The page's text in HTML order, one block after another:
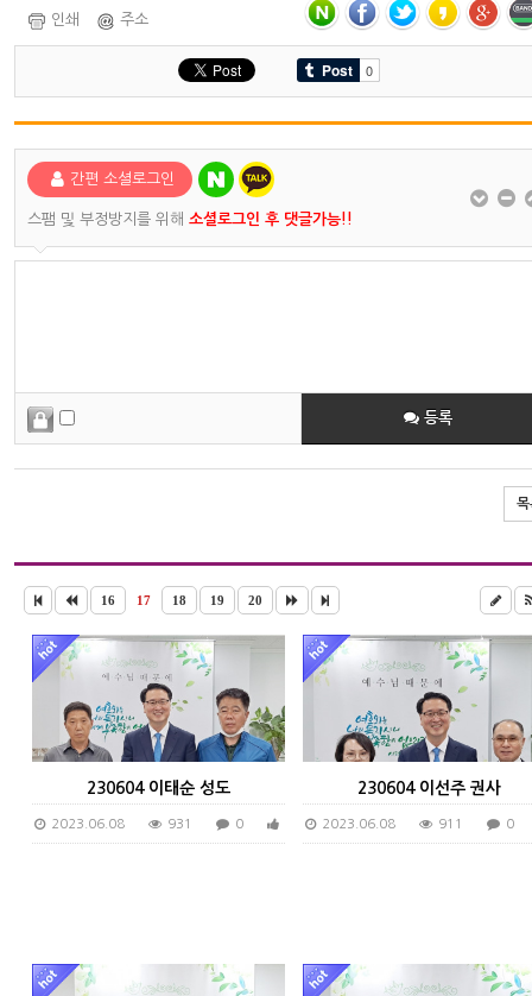
인쇄 주소
간편 소셜로그인
스팸 및 부정방지를 위해 소셜로그인 후 댓글가능!!
등록
목
16 17 18 19 20
230604 이태순 성도
2023.06.08 931 0
230604 이선주 권사
2023.06.08 911 0